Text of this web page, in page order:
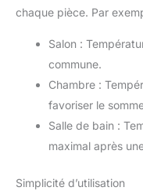
chaque pièce. Par
Salon :
commune.
Chambre :
favoriser le
Salle de bain :
maximal après
Simplicité d’utilisation